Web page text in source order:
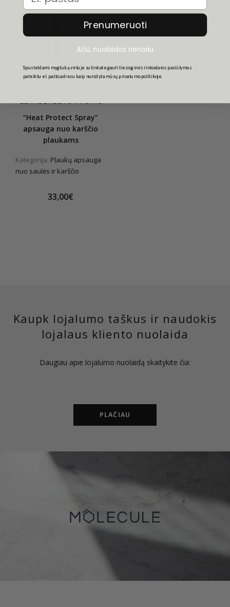
LERNBERGER STAFSING
“Heat Protect Spray”
apsauga nuo karščio
plaukams
Kategorija: Plaukų apsauga
nuo saulės ir karščio
33,00€
Kaupk lojalumo taškus ir naudokis
lojalaus kliento nuolaida
Daugiau apie lojalumo nuolaidą skaitykite čia:
PLAČIAU
Prenumeruoti
Ačiū, nuolaidos nenoriu
Spusteldami mygtuką viršuje sutinkate gauti tiesioginės rinkodaros pasiūlymus
pateiktu el. pašto adresu kaip nurodyta mūsų privatumo politikoje.